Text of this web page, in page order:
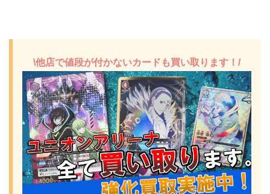
\他店で値段が付かないカードも買い取ります！/